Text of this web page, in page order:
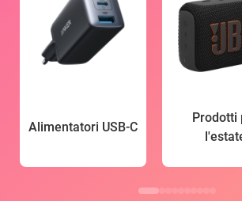
Alimentatori USB-C
Prodotti